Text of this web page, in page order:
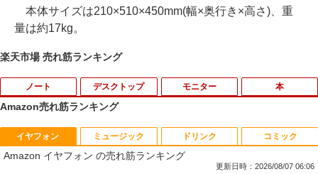
本体サイズは210×510×450mm(幅×奥行き×高さ)、重
量は約17kg。
楽天市場 売れ筋ランキング
ノート
1
価格重視訳あり ノートパソコン Office付
き 店長おまかせ 東芝 富士通 NEC DELL
HP等 Celeron 初めてパソコンを使う方
デスクトップ
1
ポイント10倍 中古パソコン デスクトッ
プパソコン Windows 11【Office付】
【Windows 11 Pro 64Bit搭載】DELL O
モニター 本
1
Aランクパーティを離脱した俺は、元教
え子たちと迷宮深部を目指す。（13）
【電子書籍】[ ユーリ ]
Amazon売れ筋ランキング
イヤフォン
Amazon イヤフォン の売れ筋ランキング
更新日時：2026/08/07 06:06
ミュージック ドリンク コミック